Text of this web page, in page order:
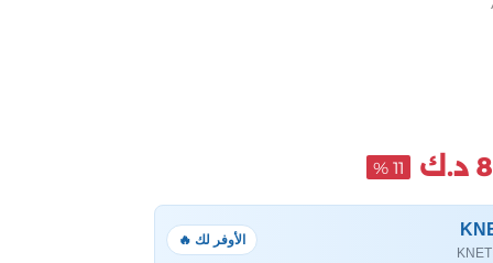
11 %
الأوفر لك 🔥